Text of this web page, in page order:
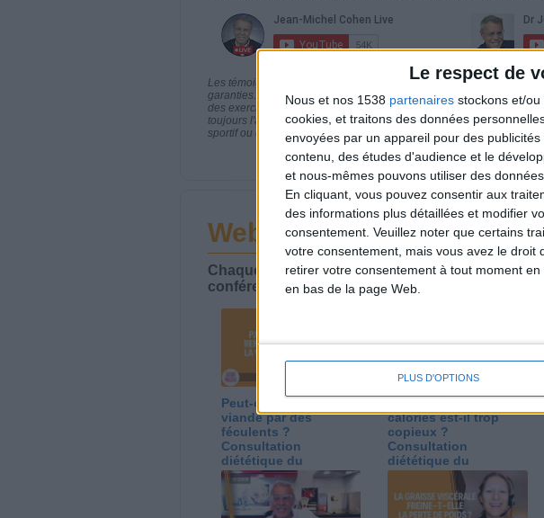
Le respect de
Nous et nos 1538 partenaires stockons et/
cookies, et traitons des données
envoyées par un appareil pour des
contenu, des études d'audience et le
et nous-mêmes pouvons utiliser des
En cliquant, vous pouvez consentir aux
des informations plus détaillées et modifier
consentement. Veuillez noter que certains
votre consentement, mais vous avez le droit
retirer votre consentement à tout moment
en bas de la page Web.
PLUS D'OPTIONS
Les témoignages présentés sont des expériences individuelles qui
garanties. Comme pour tout programme de rééquilibrage
des exercices physiques réguliers sont nécessaires pour perdre du
toujours l'avis de votre médecin traitant avant d'entreprendre un
sportif ou de modifier vos habitudes nutritionnelles.
Webinaires en direct
Chaque semaine, posez vos questions en live
conférences avec Jean-Michel et les
Peut-on remplacer la
viande par des
féculents ?
Consultation
diététique du
05/08/2026
calories est-il trop
copieux ?
Consultation
diététique du
03/08/2026